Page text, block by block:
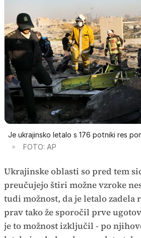
Je ukrajinsko letalo s 176 potniki res
FOTO: AP
Ukrajinske oblasti so pred tem
preučujejo štiri možne vzroke
tudi možnost, da je letalo zadela
prav tako že sporočil prve
je to možnost izključil - po